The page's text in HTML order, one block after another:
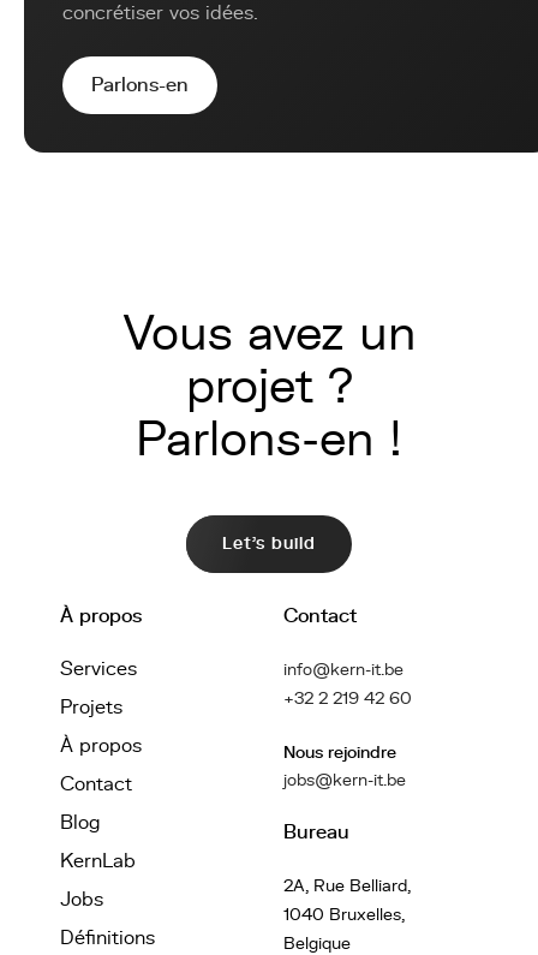
concrétiser vos idées.
Parlons-en
Vous avez un
projet ?
Parlons-en !
Let's build
À propos
Services
Projets
À propos
Contact
Blog
KernLab
Jobs
Définitions
Contact
info@kern-it.be
+32 2 219 42 60
Nous rejoindre
jobs@kern-it.be
Bureau
2A, Rue Belliard,
1040 Bruxelles,
Belgique